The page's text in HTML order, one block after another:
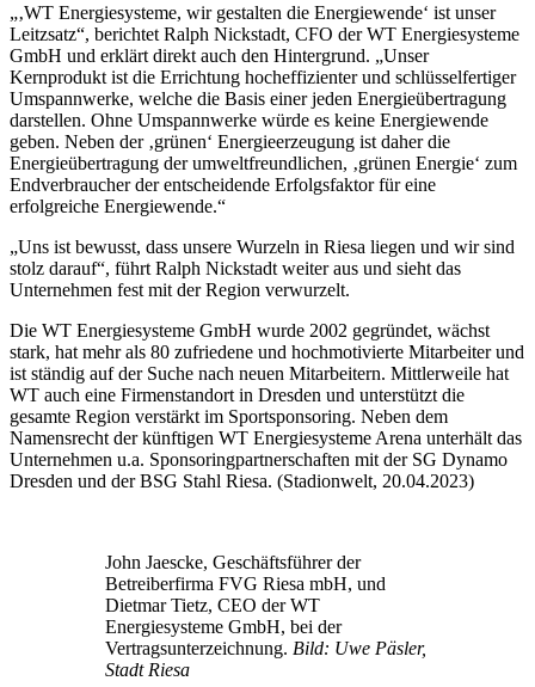
„‚WT Energiesysteme, wir gestalten die Energiewende‘ ist unser
Leitzsatz“, berichtet Ralph Nickstadt, CFO der WT Energiesysteme
GmbH und erklärt direkt auch den Hintergrund. „Unser
Kernprodukt ist die Errichtung hocheffizienter und schlüsselfertiger
Umspannwerke, welche die Basis einer jeden Energieübertragung
darstellen. Ohne Umspannwerke würde es keine Energiewende
geben. Neben der ‚grünen‘ Energieerzeugung ist daher die
Energieübertragung der umweltfreundlichen, ‚grünen Energie‘ zum
Endverbraucher der entscheidende Erfolgsfaktor für eine
erfolgreiche Energiewende.“
„Uns ist bewusst, dass unsere Wurzeln in Riesa liegen und wir sind
stolz darauf“, führt Ralph Nickstadt weiter aus und sieht das
Unternehmen fest mit der Region verwurzelt.
Die WT Energiesysteme GmbH wurde 2002 gegründet, wächst
stark, hat mehr als 80 zufriedene und hochmotivierte Mitarbeiter und
ist ständig auf der Suche nach neuen Mitarbeitern. Mittlerweile hat
WT auch eine Firmenstandort in Dresden und unterstützt die
gesamte Region verstärkt im Sportsponsoring. Neben dem
Namensrecht der künftigen WT Energiesysteme Arena unterhält das
Unternehmen u.a. Sponsoringpartnerschaften mit der SG Dynamo
Dresden und der BSG Stahl Riesa. (Stadionwelt, 20.04.2023)
John Jaescke, Geschäftsführer der
Betreiberfirma FVG Riesa mbH, und
Dietmar Tietz, CEO der WT
Energiesysteme GmbH, bei der
Vertragsunterzeichnung. Bild: Uwe Päsler,
Stadt Riesa